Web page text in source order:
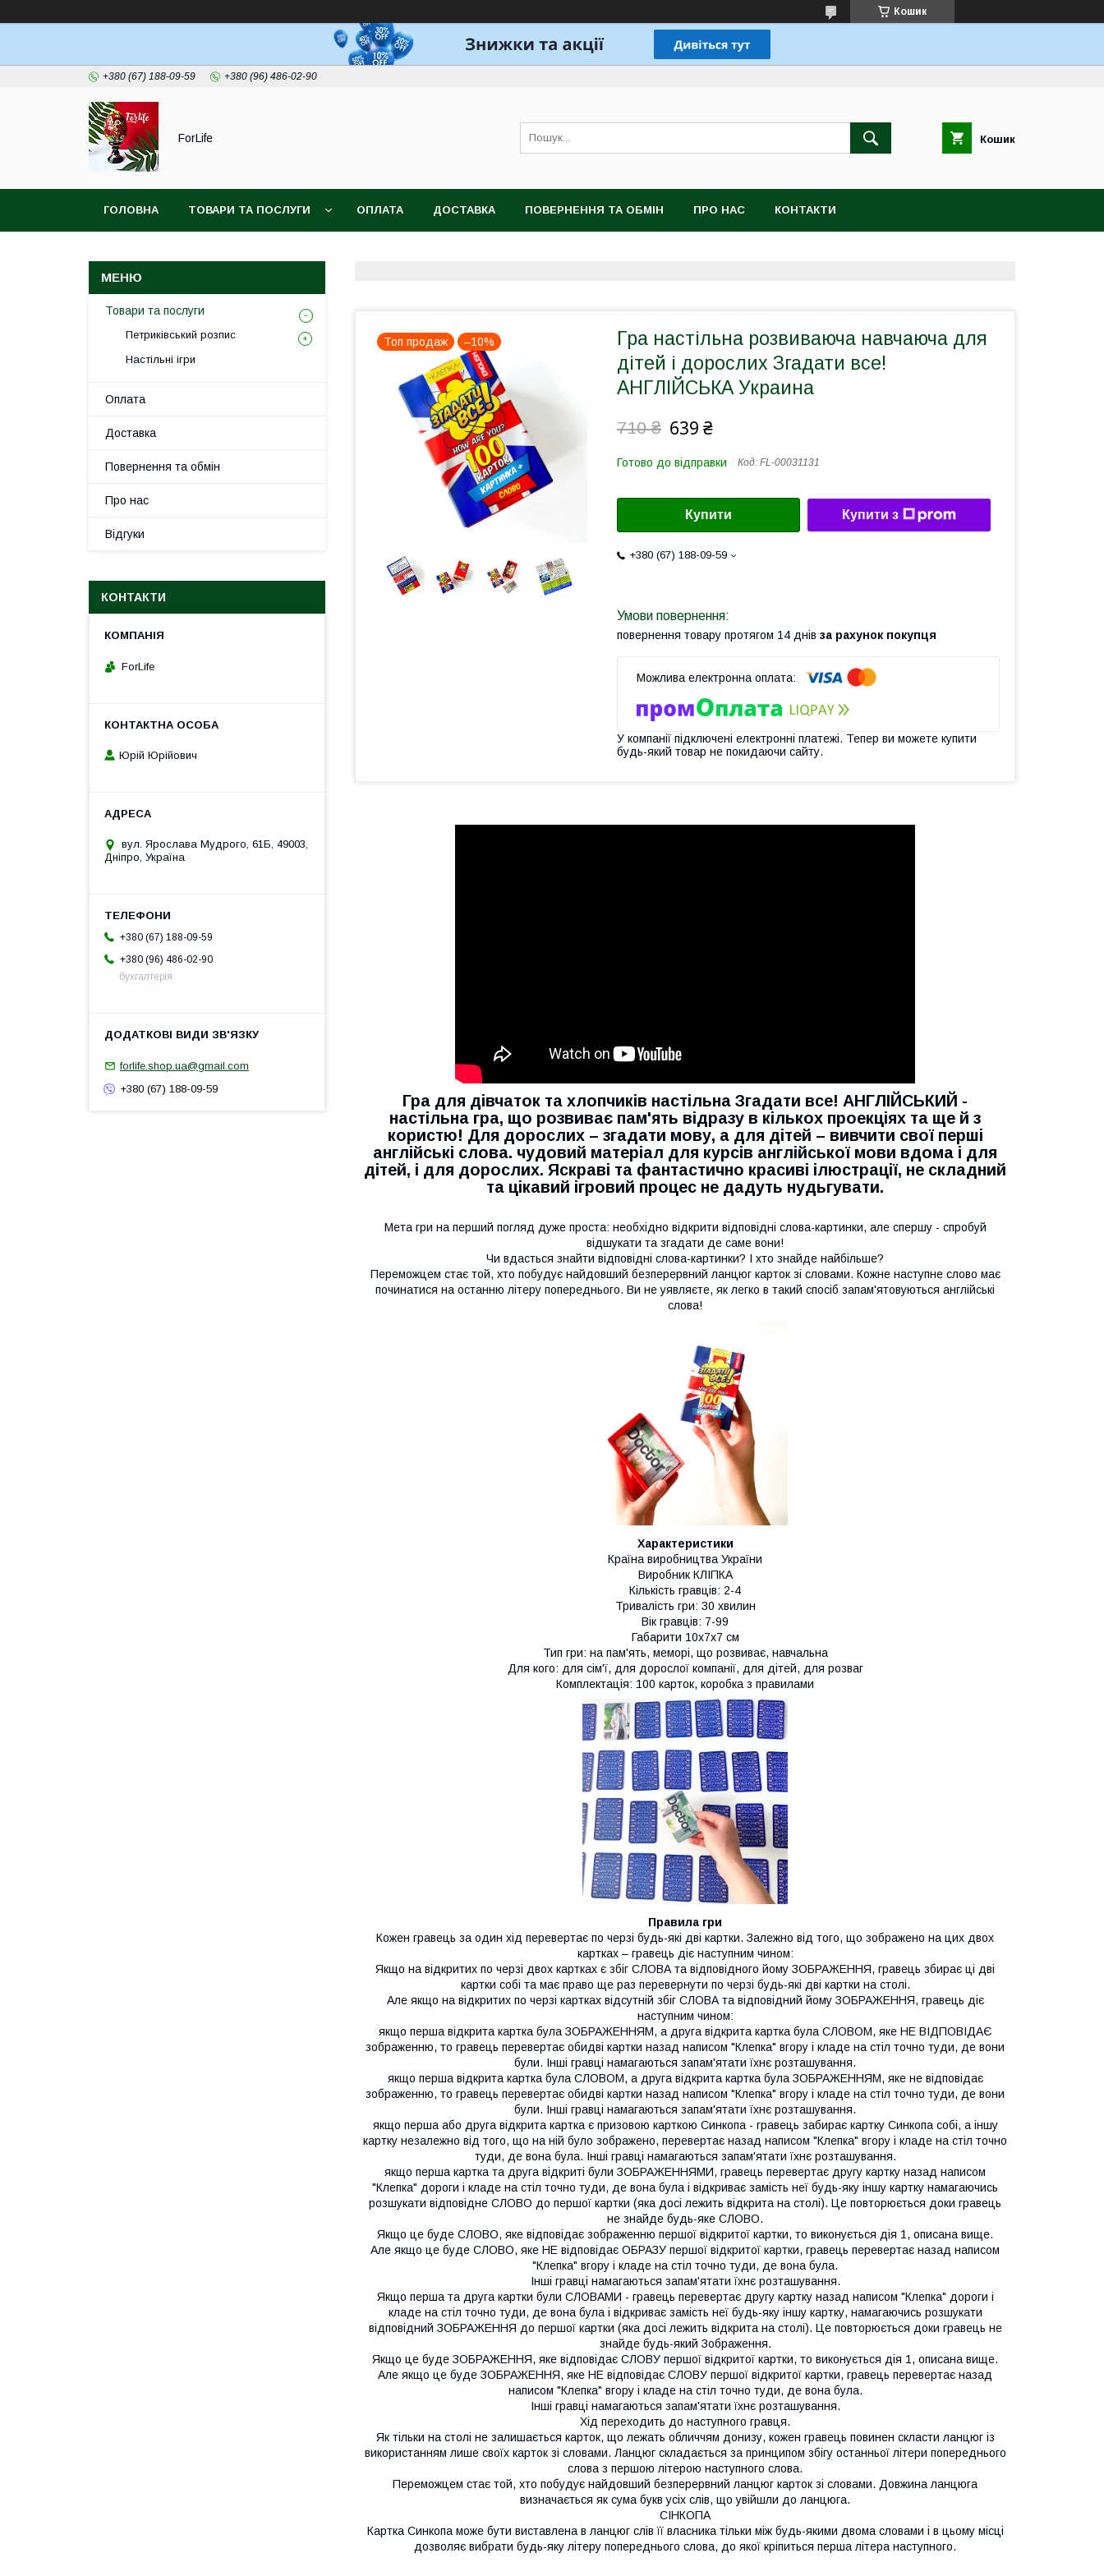
Кошик
+380 (67) 188-09-59 +380 (96) 486-02-90
ForLife Кошик
ГОЛОВНА ТОВАРИ ТА ПОСЛУГИ ОПЛАТА ДОСТАВКА ПОВЕРНЕННЯ ТА ОБМІН ПРО НАС КОНТАКТИ
Топ продаж –10%
Гра настільна розвиваюча навчаюча для
дітей і дорослих Згадати все!
АНГЛІЙСЬКА Украина
710 ₴ 639 ₴
Готово до відправки Код: FL-00031131
Купити Купити з
+380 (67) 188-09-59
повернення товару протягом 14 днів за рахунок покупця
У компанії підключені електронні платежі. Тепер ви можете купити
будь-який товар не покидаючи сайту.
Гра для дівчаток та хлопчиків настільна Згадати все! АНГЛІЙСЬКИЙ -
настільна гра, що розвиває пам'ять відразу в кількох проекціях та ще й з
користю! Для дорослих – згадати мову, а для дітей – вивчити свої перші
англійські слова. чудовий матеріал для курсів англійської мови вдома і для
дітей, і для дорослих. Яскраві та фантастично красиві ілюстрації, не складний
та цікавий ігровий процес не дадуть нудьгувати.
Мета гри на перший погляд дуже проста: необхідно відкрити відповідні слова-картинки, але спершу - спробуй
відшукати та згадати де саме вони!
Чи вдасться знайти відповідні слова-картинки? І хто знайде найбільше?
Переможцем стає той, хто побудує найдовший безперервний ланцюг карток зі словами. Кожне наступне слово має
починатися на останню літеру попереднього. Ви не уявляєте, як легко в такий спосіб запам'ятовуються англійські
слова!
Характеристики
Країна виробництва України
Виробник КЛІПКА
Кількість гравців: 2-4
Тривалість гри: 30 хвилин
Вік гравців: 7-99
Габарити 10х7х7 см
Тип гри: на пам'ять, меморі, що розвиває, навчальна
Для кого: для сім'ї, для дорослої компанії, для дітей, для розваг
Комплектація: 100 карток, коробка з правилами
Правила гри
Кожен гравець за один хід перевертає по черзі будь-які дві картки. Залежно від того, що зображено на цих двох
картках – гравець діє наступним чином:
Якщо на відкритих по черзі двох картках є збіг СЛОВА та відповідного йому ЗОБРАЖЕННЯ, гравець збирає ці дві
картки собі та має право ще раз перевернути по черзі будь-які дві картки на столі.
Але якщо на відкритих по черзі картках відсутній збіг СЛОВА та відповідний йому ЗОБРАЖЕННЯ, гравець діє
наступним чином:
якщо перша відкрита картка була ЗОБРАЖЕННЯМ, а друга відкрита картка була СЛОВОМ, яке НЕ ВІДПОВІДАЄ
зображенню, то гравець перевертає обидві картки назад написом "Клепка" вгору і кладе на стіл точно туди, де вони
були. Інші гравці намагаються запам'ятати їхнє розташування.
якщо перша відкрита картка була СЛОВОМ, а друга відкрита картка була ЗОБРАЖЕННЯМ, яке не відповідає
зображенню, то гравець перевертає обидві картки назад написом "Клепка" вгору і кладе на стіл точно туди, де вони
були. Інші гравці намагаються запам'ятати їхнє розташування.
якщо перша або друга відкрита картка є призовою карткою Синкопа - гравець забирає картку Синкопа собі, а іншу
картку незалежно від того, що на ній було зображено, перевертає назад написом "Клепка" вгору і кладе на стіл точно
туди, де вона була. Інші гравці намагаються запам'ятати їхнє розташування.
якщо перша картка та друга відкриті були ЗОБРАЖЕННЯМИ, гравець перевертає другу картку назад написом
"Клепка" дороги і кладе на стіл точно туди, де вона була і відкриває замість неї будь-яку іншу картку намагаючись
розшукати відповідне СЛОВО до першої картки (яка досі лежить відкрита на столі). Це повторюється доки гравець
не знайде будь-яке СЛОВО.
Якщо це буде СЛОВО, яке відповідає зображенню першої відкритої картки, то виконується дія 1, описана вище.
Але якщо це буде СЛОВО, яке НЕ відповідає ОБРАЗУ першої відкритої картки, гравець перевертає назад написом
"Клепка" вгору і кладе на стіл точно туди, де вона була.
Інші гравці намагаються запам'ятати їхнє розташування.
Якщо перша та друга картки були СЛОВАМИ - гравець перевертає другу картку назад написом "Клепка" дороги і
кладе на стіл точно туди, де вона була і відкриває замість неї будь-яку іншу картку, намагаючись розшукати
відповідний ЗОБРАЖЕННЯ до першої картки (яка досі лежить відкрита на столі). Це повторюється доки гравець не
знайде будь-який Зображення.
Якщо це буде ЗОБРАЖЕННЯ, яке відповідає СЛОВУ першої відкритої картки, то виконується дія 1, описана вище.
Але якщо це буде ЗОБРАЖЕННЯ, яке НЕ відповідає СЛОВУ першої відкритої картки, гравець перевертає назад
написом "Клепка" вгору і кладе на стіл точно туди, де вона була.
Інші гравці намагаються запам'ятати їхнє розташування.
Хід переходить до наступного гравця.
Як тільки на столі не залишається карток, що лежать обличчям донизу, кожен гравець повинен скласти ланцюг із
використанням лише своїх карток зі словами. Ланцюг складається за принципом збігу останньої літери попереднього
слова з першою літерою наступного слова.
Переможцем стає той, хто побудує найдовший безперервний ланцюг карток зі словами. Довжина ланцюга
визначається як сума букв усіх слів, що увійшли до ланцюга.
СІНКОПА
Картка Синкопа може бути виставлена в ланцюг слів її власника тільки між будь-якими двома словами і в цьому місці
дозволяє вибрати будь-яку літеру попереднього слова, до якої кріпиться перша літера наступного.
Товари та послуги
Петриківський розпис
Настільні ігри
Оплата
Доставка
Повернення та обмін
Про нас
Відгуки
КОНТАКТИ
ForLife
Юрій Юрійович
вул. Ярослава Мудрого, 61Б, 49003,
Дніпро, Україна
+380 (67) 188-09-59
+380 (96) 486-02-90
бухгалтерія
forlife.shop.ua@gmail.com
+380 (67) 188-09-59